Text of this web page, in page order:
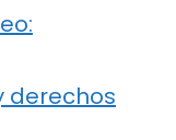
derechos